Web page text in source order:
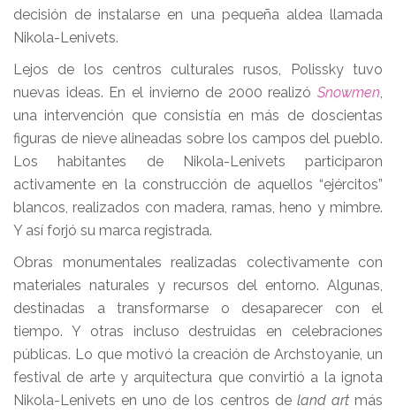
decisión de instalarse en una pequeña aldea llamada
Nikola-Lenivets.
Lejos de los centros culturales rusos, Polissky tuvo
nuevas ideas. En el invierno de 2000 realizó Snowmen,
una intervención que consistía en más de doscientas
figuras de nieve alineadas sobre los campos del pueblo.
Los habitantes de Nikola-Lenivets participaron
activamente en la construcción de aquellos “ejércitos”
blancos, realizados con madera, ramas, heno y mimbre.
Y así forjó su marca registrada.
Obras monumentales realizadas colectivamente con
materiales naturales y recursos del entorno. Algunas,
destinadas a transformarse o desaparecer con el
tiempo. Y otras incluso destruidas en celebraciones
públicas. Lo que motivó la creación de Archstoyanie, un
festival de arte y arquitectura que convirtió a la ignota
Nikola-Lenivets en uno de los centros deland artmás